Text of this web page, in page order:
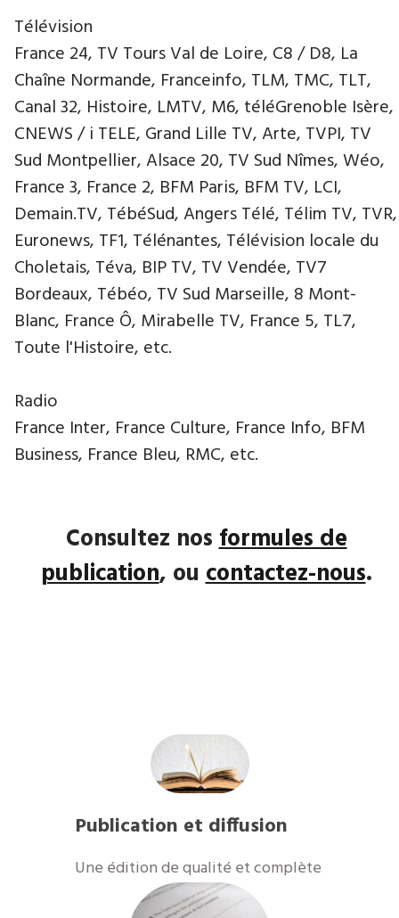
Télévision
France 24, TV Tours Val de Loire, C8 / D8, La
Chaîne Normande, Franceinfo, TLM, TMC, TLT,
Canal 32, Histoire, LMTV, M6, téléGrenoble Isère,
CNEWS / i TELE, Grand Lille TV, Arte, TVPI, TV
Sud Montpellier, Alsace 20, TV Sud Nîmes, Wéo,
France 3, France 2, BFM Paris, BFM TV, LCI,
Demain.TV, TébéSud, Angers Télé, Télim TV, TVR,
Euronews, TF1, Télénantes, Télévision locale du
Choletais, Téva, BIP TV, TV Vendée, TV7
Bordeaux, Tébéo, TV Sud Marseille, 8 Mont-
Blanc, France Ô, Mirabelle TV, France 5, TL7,
Toute l'Histoire, etc.
Radio
France Inter, France Culture, France Info, BFM
Business, France Bleu, RMC, etc.
Consultez nosformules de
publication, oucontactez-nous.
Publication et diffusion
​Une édition de qualité et complète